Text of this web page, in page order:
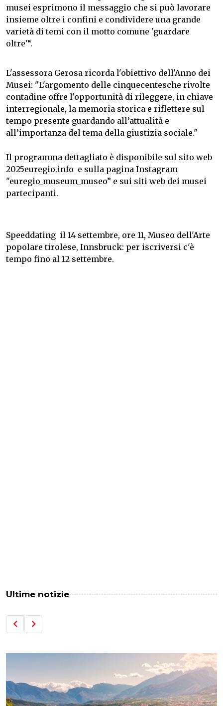
musei esprimono il messaggio che si può lavorare
insieme oltre i confini e condividere una grande
varietà di temi con il motto comune 'guardare
oltre'“.
L'assessora Gerosa ricorda l'obiettivo dell'Anno dei
Musei: "L'argomento delle cinquecentesche rivolte
contadine offre l'opportunità di rileggere, in chiave
interregionale, la memoria storica e riflettere sul
tempo presente guardando all’attualità e
all’importanza del tema della giustizia sociale."
Il programma dettagliato è disponibile sul sito web
2025euregio.info e sulla pagina Instagram
"euregio_museum_museo” e sui siti web dei musei
partecipanti.
Speeddating il 14 settembre, ore 11, Museo dell'Arte
popolare tirolese, Innsbruck: per iscriversi c'è
tempo fino al 12 settembre.
Ultime notizie